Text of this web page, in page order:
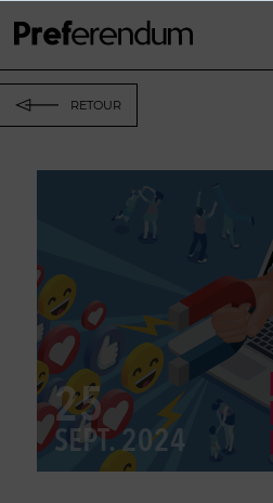
RETOUR
25
SEPT. 2024